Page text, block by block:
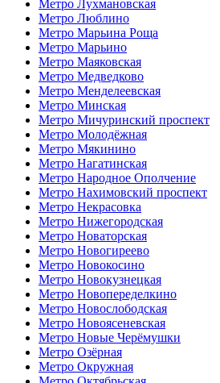
Метро Лухмановская
Метро Люблино
Метро Марьина Роща
Метро Марьино
Метро Маяковская
Метро Медведково
Метро Менделеевская
Метро Минская
Метро Мичуринский проспект
Метро Молодёжная
Метро Мякинино
Метро Нагатинская
Метро Народное Ополчение
Метро Нахимовский проспект
Метро Некрасовка
Метро Нижегородская
Метро Новаторская
Метро Новогиреево
Метро Новокосино
Метро Новокузнецкая
Метро Новопеределкино
Метро Новослободская
Метро Новоясеневская
Метро Новые Черёмушки
Метро Озёрная
Метро Окружная